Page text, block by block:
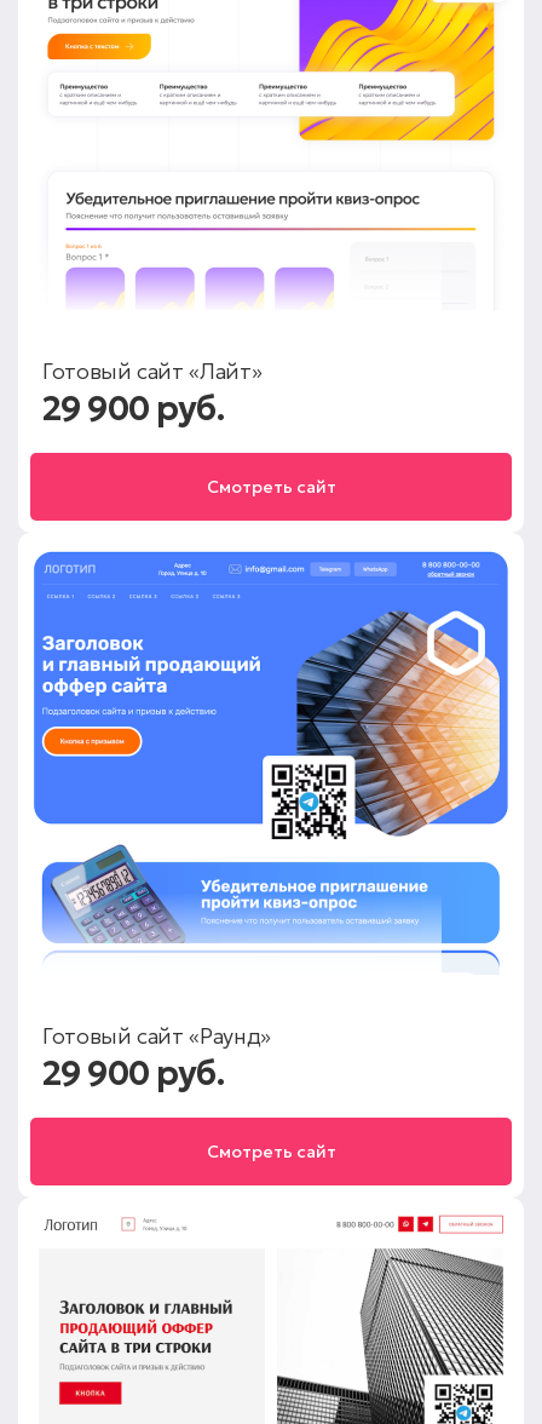
Готовый сайт «Лайт»
29 900 руб.
Смотреть сайт
Готовый сайт «Раунд»
29 900 руб.
Смотреть сайт